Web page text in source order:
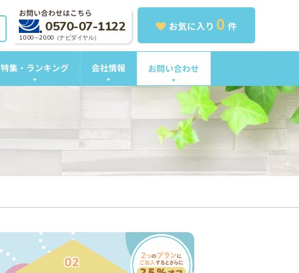
お気に入り 0 件
お問い合わせはこちら
0570-07-1122
10:00～20:00（ナビダイヤル）
特集・ランキング 会社情報 お問い合わせ